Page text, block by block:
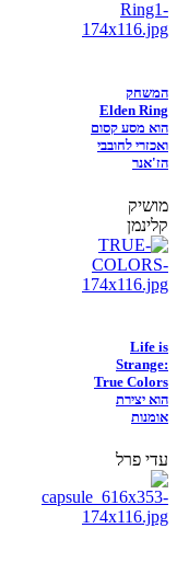
המשחק
Elden Ring
הוא מסע קסום
ואכזרי לחובבי
הז'אנר
מושיק
קלינמן
Life is
Strange:
True Colors
הוא יצירת
אומנות
עדי פרל